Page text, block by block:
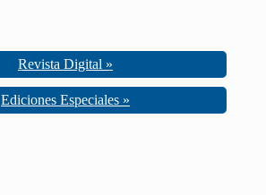
Revista Digital »
Ediciones Especiales »